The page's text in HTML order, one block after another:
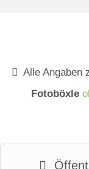
Alle Angaben
Fotoböxle